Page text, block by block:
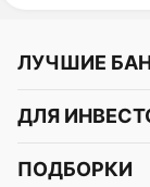
ЛУЧШИЕ
Альфа-Банк
ДЛЯ
Курс акций
ПОДБОРКИ